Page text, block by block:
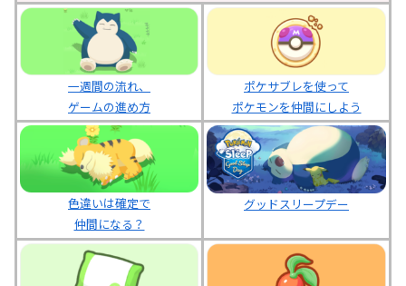
一週間の流れ、
ゲームの進め方
ポケサブレを使って
ポケモンを仲間にしよう
色違いは確定で
仲間になる？
グッドスリープデー